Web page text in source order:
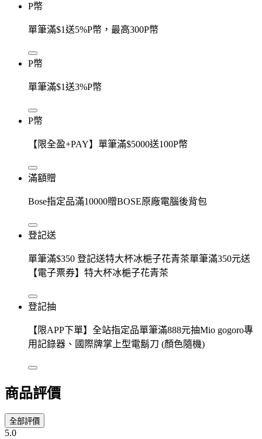
P幣
單筆滿$1送5%P幣，最高300P幣
P幣
單筆滿$1送3%P幣
P幣
【限全盈+PAY】單筆滿$5000送100P幣
滿額贈
Bose指定品滿10000贈BOSE原廠電腦後背包
登記送
單筆滿$350 登記送特大杯冰梔子花青茶單筆滿350元送
【電子票券】特大杯冰梔子花青茶
登記抽
【限APP下單】全站指定品單筆滿888元抽Mio gogoro專
用記錄器、國際牌掌上型電鬍刀 (顏色隨機)
商品評價
全部評價
5.0